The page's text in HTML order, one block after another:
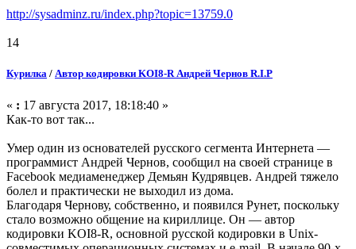
http://sysadminz.ru/index.php?topic=13759.0
14
Курилка / Автор кодировки KOI8-R Андрей Чернов R.I.P
« : 17 августа 2017, 18:18:40 »
Как-то вот так...
Умер один из основателей русского сегмента Интернета —
программист Андрей Чернов, сообщил на своей странице в
Facebook медиаменеджер Демьян Кудрявцев. Андрей тяжело
болел и практически не выходил из дома.
Благодаря Чернову, собственно, и появился Рунет, поскольку
стало возможно общение на кириллице. Он — автор
кодировки KOI8-R, основной русской кодировки в Unix-